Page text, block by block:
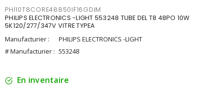
PHI10T8CORE48850IF16GDIM
PHILIPS ELECTRONICS -LIGHT 553248 TUBE DEL T8 48PO 10W
5K120/277/347V VITRE TYPEA
Manufacturier :
PHILIPS ELECTRONICS -LIGHT
# Manufacturier : 553248
En inventaire